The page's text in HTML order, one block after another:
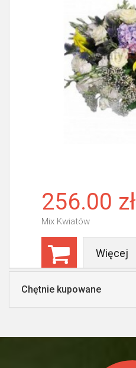
256.00 zł
Mix Kwiatów
Więcej
Chętnie kupowane